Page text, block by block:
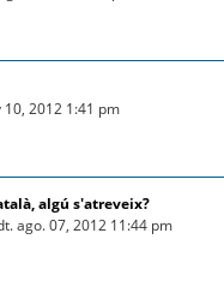
10, 2012 1:41 pm
algú s'atreveix?
ago. 07, 2012 11:44 pm